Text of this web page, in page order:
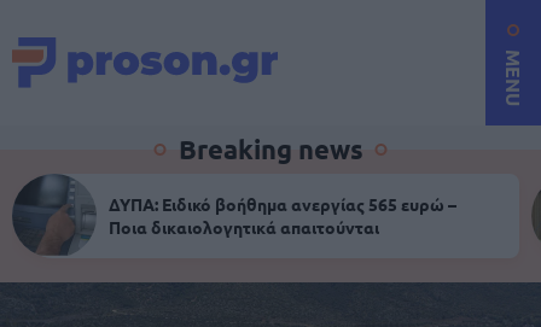
MENU
Breaking news
ΔΥΠΑ: Ειδικό βοήθημα ανεργίας 565 ευρώ –
Ποια δικαιολογητικά απαιτούνται